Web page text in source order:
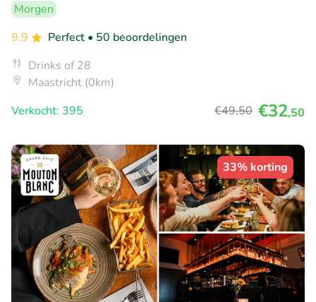
Morgen
9.9
Perfect • 50 beoordelingen
Drinks of 28
Maastricht (0km)
Verkocht: 395
€49,50 €32,50
33% korting